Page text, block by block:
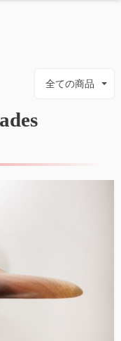
全ての商品